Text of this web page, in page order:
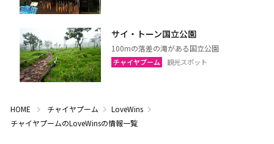
サイ・トーン国立公園
100mの落差の滝がある国立公園
チャイヤプーム 観光スポット
HOME チャイヤプーム
LoveWins
チャイヤプームのLoveWinsの情報一覧